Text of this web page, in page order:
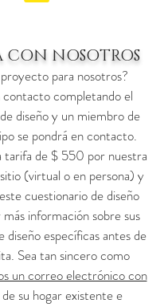
CON NOSOTROS
proyecto para nosotros?
contacto completando el
diseño y un miembro de
se pondrá en contacto.
tarifa de $ 550 por nuestra
(virtual o en persona) y
cuestionario de diseño
información sobre sus
diseño específicas antes de
Sea tan sincero como
un correo electrónico con
su hogar existente e